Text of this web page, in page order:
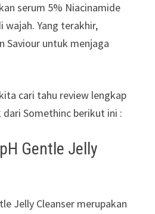
serum 5% Niacinamide
wajah. Yang terakhir,
Saviour untuk menjaga
cari tahu review lengkap
Somethinc berikut ini :
Gentle Jelly
Jelly Cleanser merupakan